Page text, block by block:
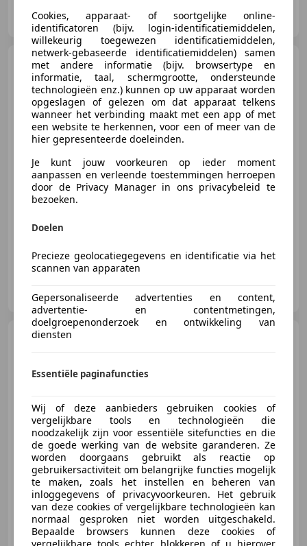
NL-7418 EE DEVENTER
Kia Picanto1.0 CVVT
Comfort Pack NETTE AUTO RIJDT
EN SCHAKELT
€ 3.299
06/2011
NL-7418 EE DEVENTER
€ 1.499
06/2010 259.384 km Benzine
105 kW (143 PK)
Cookies, apparaat- of soortgelijke online-
identificatoren (bijv. login-identificatiemiddelen,
willekeurig toegewezen identificatiemiddelen,
netwerk-gebaseerde identificatiemiddelen) samen
met andere informatie (bijv. browsertype en
informatie, taal, schermgrootte, ondersteunde
technologieën enz.) kunnen op uw apparaat worden
opgeslagen of gelezen om dat apparaat telkens
wanneer het verbinding maakt met een app of met
een website te herkennen, voor een of meer van de
hier gepresenteerde doeleinden.
Je kunt jouw voorkeuren op ieder moment
aanpassen en verleende toestemmingen herroepen
door de Privacy Manager in ons privacybeleid te
bezoeken.
Doelen
Precieze geolocatiegegevens en identificatie via het
scannen van apparaten
Gepersonaliseerde advertenties en content,
advertentie- en contentmetingen,
doelgroepenonderzoek en ontwikkeling van
diensten
Essentiële paginafuncties
Wij of deze aanbieders gebruiken cookies of
vergelijkbare tools en technologieën die
noodzakelijk zijn voor essentiële sitefuncties en die
de goede werking van de website garanderen. Ze
worden doorgaans gebruikt als reactie op
gebruikersactiviteit om belangrijke functies mogelijk
te maken, zoals het instellen en beheren van
inloggegevens of privacyvoorkeuren. Het gebruik
van deze cookies of vergelijkbare technologieën kan
normaal gesproken niet worden uitgeschakeld.
Bepaalde browsers kunnen deze cookies of